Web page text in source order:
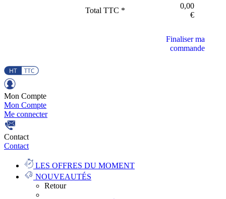
Total TTC *
0,00
€
Finaliser ma
commande
Mon Compte
Mon Compte
Me connecter
Contact
Contact
LES OFFRES DU MOMENT
NOUVEAUTÉS
Retour